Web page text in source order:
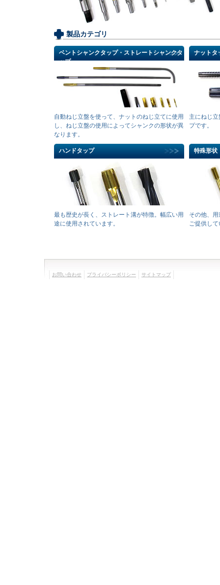
製品カテゴリ
ベントシャンクタップ・ストレートシャンクタ
ップ
自動ねじ立盤を使って、ナットのねじ立てに使用
し、ねじ立盤の使用によってシャンクの形状が異
なります。
ナットタ
主にねじ
プです。
ハンドタップ
最も歴史が長く、ストレート溝が特徴。幅広い用
途に使用されています。
特殊形状
その他、
ご提供し
お問い合わせ プライバシーポリシー サイトマップ